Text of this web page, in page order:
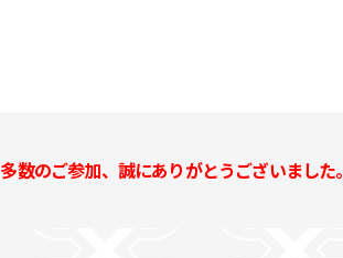
多数のご参加、誠にありがとうございました。